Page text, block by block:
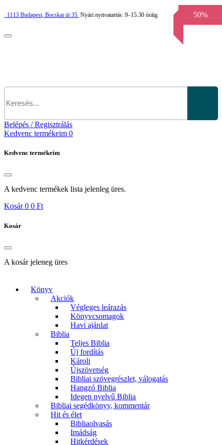
1113 Budapest, Bocskai út 35. Nyári nyitvatartás: 9–15.30 óráig
Belépés / Regisztrálás
Kedvenc termékeim 0
Kedvenc termékeim
A kedvenc termékek lista jelenleg üres.
Kosár 0 0 Ft
Kosár
A kosár jeleneg üres
Könyv
Akciók
Végleges leárazás
Könyvcsomagok
Havi ajánlat
Biblia
Teljes Biblia
Új fordítás
Károli
Újszövetség
Bibliai szövegrészlet, válogatás
Hangzó Biblia
Idegen nyelvű Biblia
Bibliai segédkönyv, kommentár
Hit és élet
Bibliaolvasás
Imádság
Hitkérdések
50%